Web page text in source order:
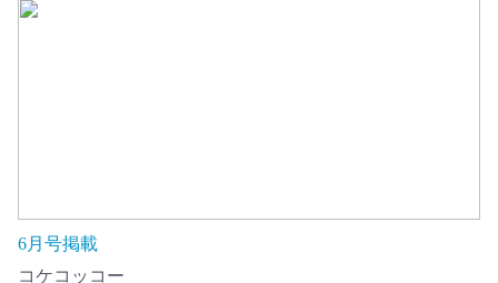
6月号掲載
コケコッコー